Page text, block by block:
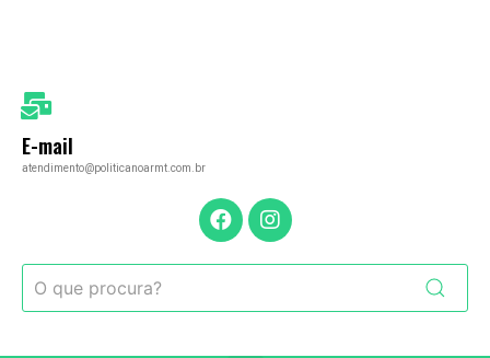
E-mail
atendimento@politicanoarmt.com.br